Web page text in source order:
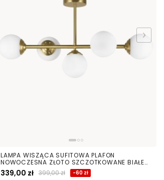
LAMPA WISZĄCA SUFITOWA PLAFON
NOWOCZESNA ZŁOTO SZCZOTKOWANE BIAŁE
KULE FINO 5 LED
339,00 zł 399,00 zł -60 zł